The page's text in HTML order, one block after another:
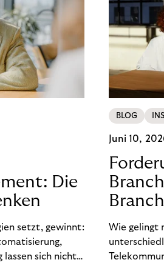
Die
setzt, gewinnt:
lassen sich nicht
BLOG
Juni 10,
Wie gelingt